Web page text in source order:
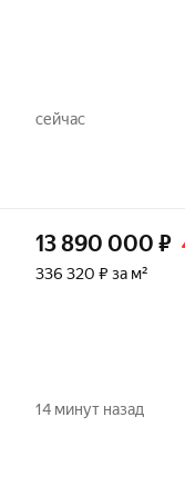
сейчас
13 890 000 ₽
336 320 ₽ за м²
14 минут назад